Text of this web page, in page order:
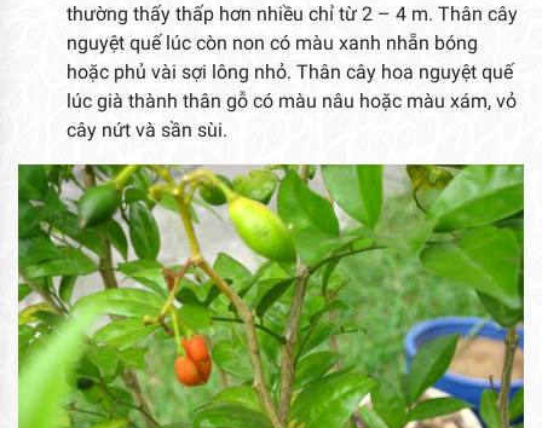
thường thấy thấp hơn nhiều chỉ từ 2 – 4 m. Thân cây
nguyệt quế lúc còn non có màu xanh nhẵn bóng
hoặc phủ vài sợi lông nhỏ. Thân cây hoa nguyệt quế
lúc già thành thân gỗ có màu nâu hoặc màu xám, vỏ
cây nứt và sần sùi.